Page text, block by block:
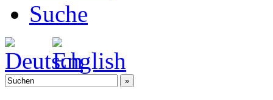
Suche